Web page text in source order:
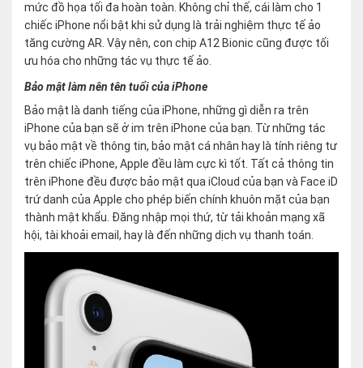
mức đồ họa tối đa hoàn toàn. Không chỉ thế, cái làm cho 1
chiếc iPhone nổi bật khi sử dụng là trải nghiệm thực tế ảo
tăng cường AR. Vậy nên, con chip A12 Bionic cũng được tối
ưu hóa cho những tác vụ thực tế ảo.
Bảo mật làm nên tên tuổi của iPhone
Bảo mật là danh tiếng của iPhone, những gì diễn ra trên
iPhone của bạn sẽ ở im trên iPhone của bạn. Từ những tác
vụ bảo mật về thông tin, bảo mật cá nhân hay là tính riêng tư
trên chiếc iPhone, Apple đều làm cực kì tốt. Tất cả thông tin
trên iPhone đều được bảo mật qua iCloud của bạn và Face iD
trứ danh của Apple cho phép biến chính khuôn mặt của bạn
thành mật khẩu. Đăng nhập mọi thứ, từ tải khoản mạng xã
hội, tài khoải email, hay là đến những dịch vụ thanh toán.